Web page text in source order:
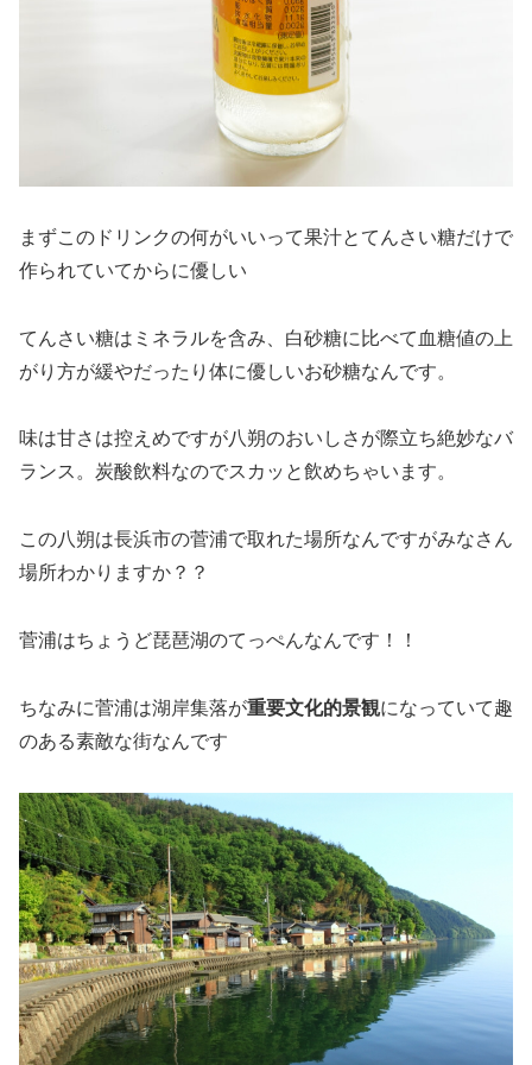
まずこのドリンクの何がいいって果汁とてんさい糖だけで
作られていてからに優しい
てんさい糖はミネラルを含み、白砂糖に比べて血糖値の上
がり方が緩やだったり体に優しいお砂糖なんです。
味は甘さは控えめですが八朔のおいしさが際立ち絶妙なバ
ランス。炭酸飲料なのでスカッと飲めちゃいます。
この八朔は長浜市の菅浦で取れた場所なんですがみなさん
場所わかりますか？？
菅浦はちょうど琵琶湖のてっぺんなんです！！
ちなみに菅浦は湖岸集落が重要文化的景観になっていて趣
のある素敵な街なんです